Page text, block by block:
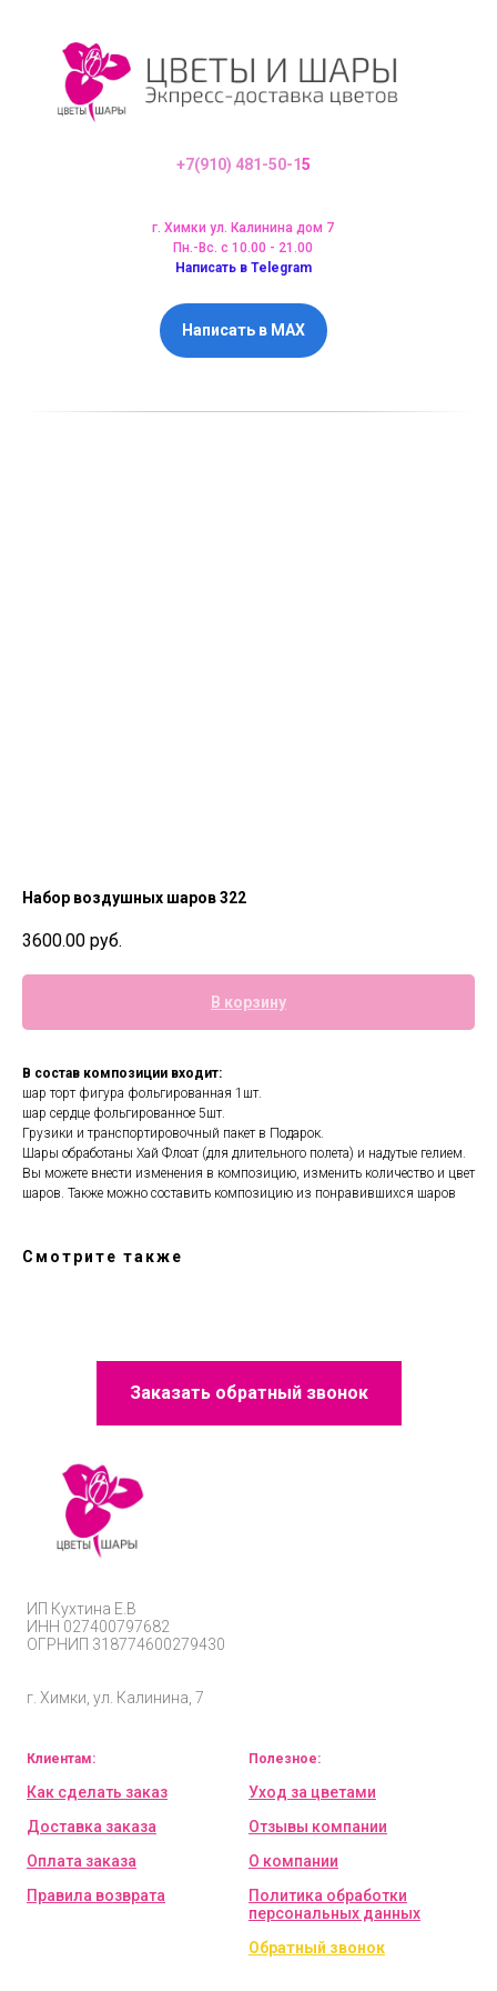
+7(910) 481-50-15
г. Химки ул. Калинина дом 7
Пн.-Вс. с 10.00 - 21.00
Написать в Telegram
Написать в MAX
Набор воздушных шаров 322
3600.00 руб.
В корзину
В состав композиции входит:
шар торт фигура фольгированная 1шт.
шар сердце фольгированное 5шт.
Грузики и транспортировочный пакет в Подарок.
Шары обработаны Хай Флоат (для длительного полета) и надутые гелием.
Вы можете внести изменения в композицию, изменить количество и цвет
шаров. Также можно составить композицию из понравившихся шаров
Смотрите также
Заказать обратный звонок
ИП Кухтина Е.В
ИНН 027400797682
ОГРНИП 318774600279430
г. Химки, ул. Калинина, 7
Клиентам:
Как сделать заказ
Доставка заказа
Оплата заказа
Правила возврата
Полезное:
Уход за цветами
Отзывы компании
О компании
Политика обработки
персональных данных
Обратный звонок